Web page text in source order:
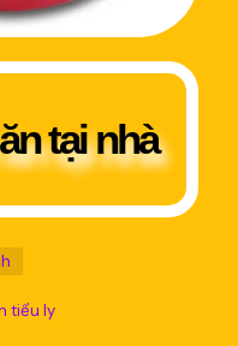
tại nhà
tiểu ly